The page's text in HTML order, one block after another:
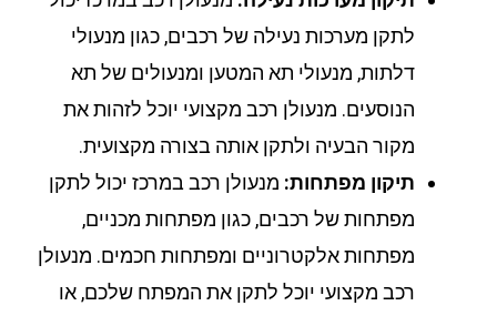
לתקן מערכות נעילה של רכבים, כגון מנעולי
דלתות, מנעולי תא המטען ומנעולים של תא
הנוסעים. מנעולן רכב מקצועי יוכל לזהות את
מקור הבעיה ולתקן אותה בצורה מקצועית.
תיקון מפתחות:מנעולן רכב במרכז יכול לתקן
מפתחות של רכבים, כגון מפתחות מכניים,
מפתחות אלקטרוניים ומפתחות חכמים. מנעולן
רכב מקצועי יוכל לתקן את המפתח שלכם, או